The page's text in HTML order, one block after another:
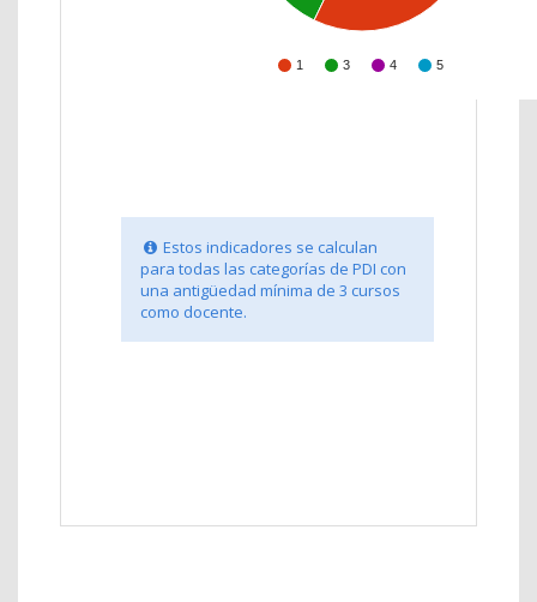
1 3 4 5
Estos indicadores se calculan
para todas las categorías de PDI con
una antigüedad mínima de 3 cursos
como docente.